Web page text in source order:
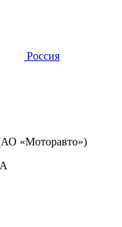
Россия
«Моторавто»)